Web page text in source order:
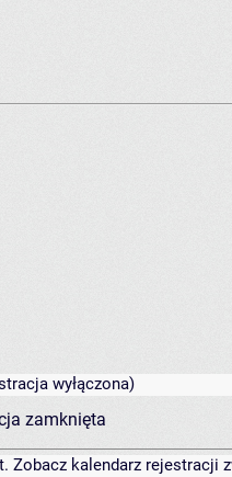
wyłączona)
zamknięta
kalendarz rejestracji